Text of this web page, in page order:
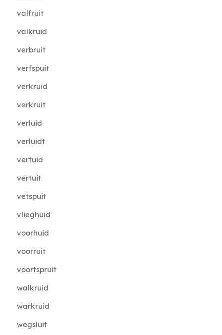
valfruit
valkruid
verbruit
verfspuit
verkruid
verkruit
verluid
verluidt
vertuid
vertuit
vetspuit
vlieghuid
voorhuid
voorruit
voortspruit
walkruid
warkruid
wegsluit